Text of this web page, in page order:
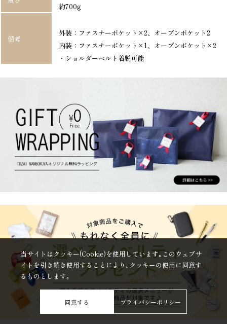
約700g
備考
外装：ファスナーポケット×2、オープンポケット2
内装：ファスナーポケット×1、オープンポケット×2
・ショルダーベルト着脱可能
当サイトはクッキー(Cookie)を使用しています｡このウェブサ
イトを引き続き使用することにより､クッキーの使用に同意す
るものとします｡
同意する プライバシーポリシー